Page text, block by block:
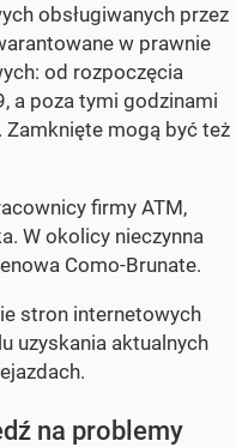
obsługiwanych przez
w prawnie
od rozpoczęcia
a poza tymi godzinami
mogą być też
firmy ATM,
W okolicy nieczynna
Como-Brunate.
stron internetowych
uzyskania aktualnych
na problemy